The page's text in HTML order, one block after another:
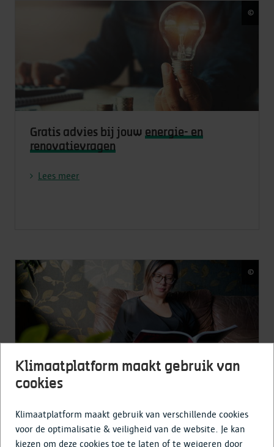
©
Gratis advies bij jouw energie- en
renovatievragen
Lees meer
©
Duurzaam
Lees meer
Klimaatplatform maakt gebruik van
cookies
Klimaatplatform maakt gebruik van verschillende cookies
voor de optimalisatie & veiligheid van de website. Je kan
kiezen om deze cookies toe te laten of te weigeren door